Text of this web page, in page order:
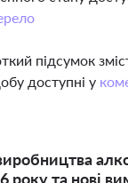
підсумок
доступні у
та нові